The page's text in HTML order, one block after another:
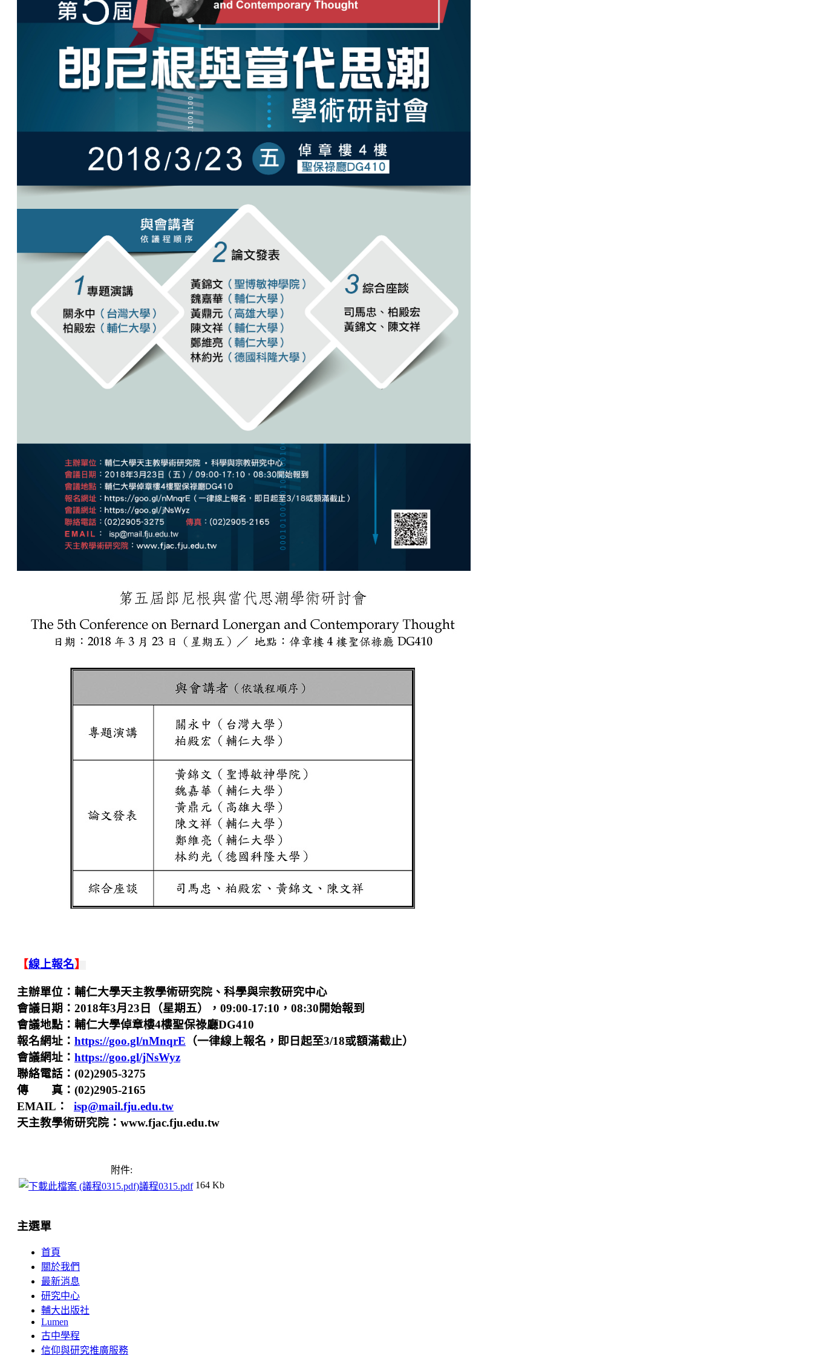
【線上報名】
主辦單位：輔仁大學天主教學術研究院、科學與宗教研究中心
會議日期：2018年3月23日（星期五），09:00-17:10，08:30開始報到
會議地點：輔仁大學倬章樓4樓聖保祿廳DG410
報名網址： https://goo.gl/nMnqrE （一律線上報名，即日起至3/18或額滿截止）
會議網址： https://goo.gl/jNsWyz
聯絡電話：(02)2905-3275
傳 真：(02)2905-2165
EMAIL： isp@mail.fju.edu.tw
天主教學術研究院：www.fjac.fju.edu.tw
附件:
議程0315.pdf 164 Kb
主選單
首頁
關於我們
最新消息
研究中心
輔大出版社
Lumen
古中學程
信仰與研究推廣服務